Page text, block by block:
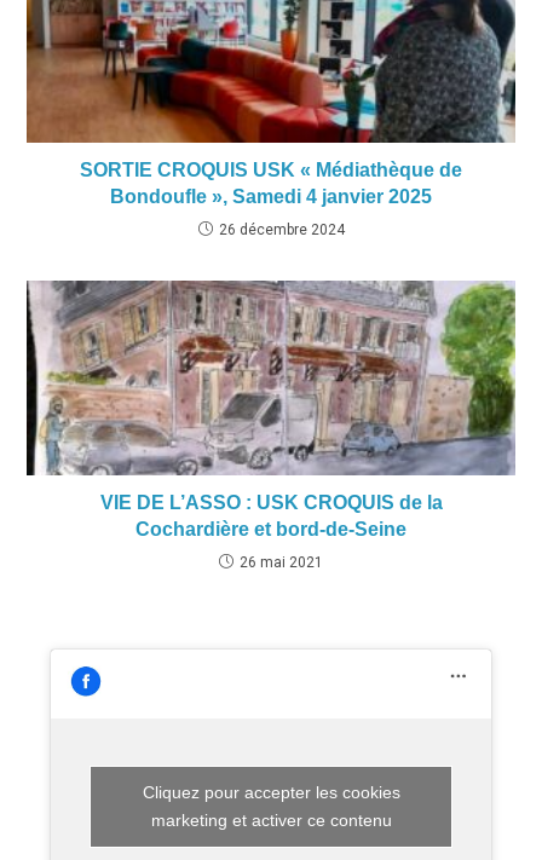
SORTIE CROQUIS USK « Médiathèque de
Bondoufle », Samedi 4 janvier 2025
26 décembre 2024
VIE DE L’ASSO : USK CROQUIS de la
Cochardière et bord-de-Seine
26 mai 2021
Cliquez pour accepter les cookies
marketing et activer ce contenu